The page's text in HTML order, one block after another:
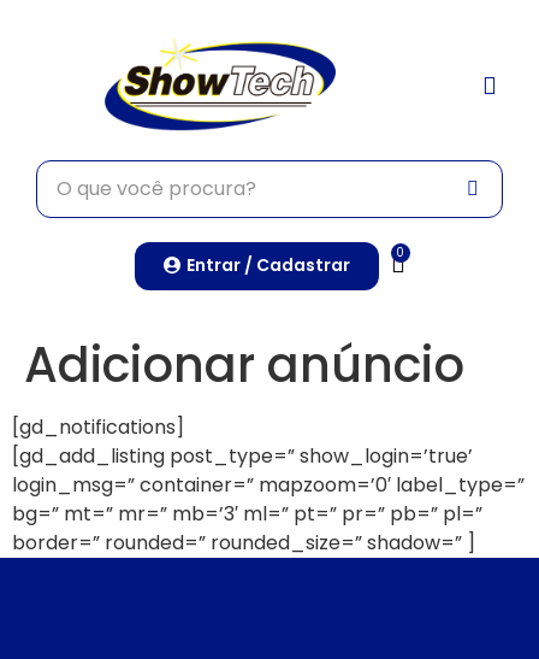
Entrar / Cadastrar
0
Adicionar anúncio
[gd_notifications]
[gd_add_listing post_type=” show_login=’true’
login_msg=” container=” mapzoom=’0′ label_type=”
bg=” mt=” mr=” mb=’3′ ml=” pt=” pr=” pb=” pl=”
border=” rounded=” rounded_size=” shadow=” ]